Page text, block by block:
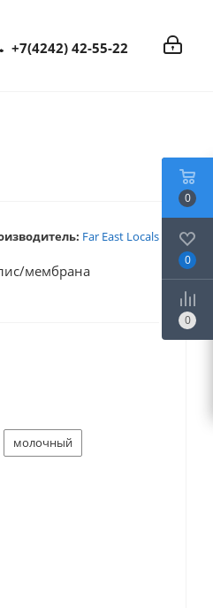
+7(4242) 42-55-22
Far East Locals
мембрана
молочный
0
0
0